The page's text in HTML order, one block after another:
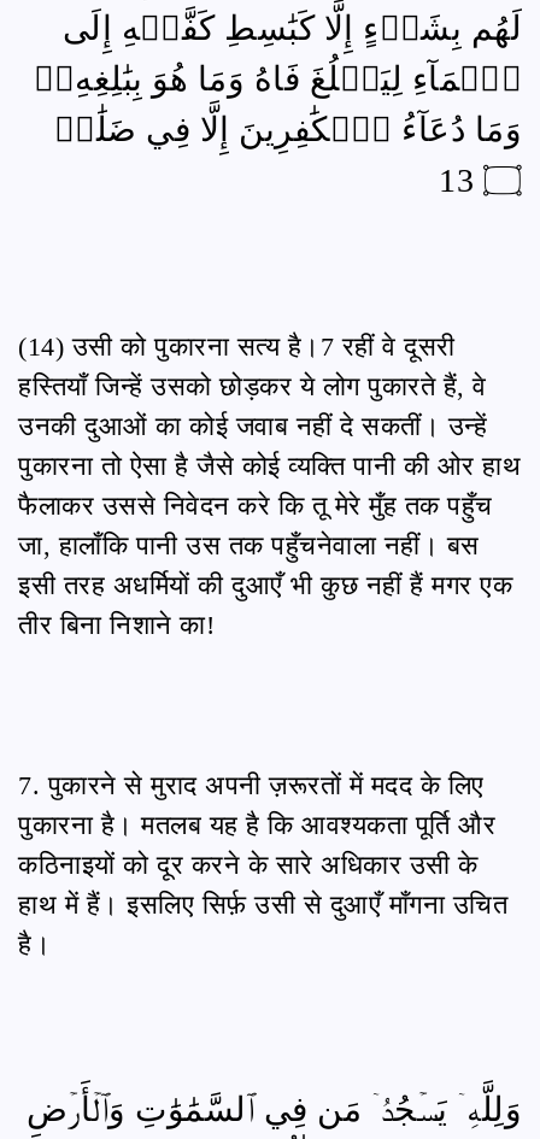
لَهُم بِشَيۡءٍ إِلَّا كَبَٰسِطِ كَفَّيۡهِ إِلَى
ٱلۡمَآءِ لِيَبۡلُغَ فَاهُ وَمَا هُوَ بِبَٰلِغِهِۦۚ
وَمَا دُعَآءُ ٱلۡكَٰفِرِينَ إِلَّا فِي ضَلَٰلٖ
۝ 13
(14) उसी को पुकारना सत्य है।7 रहीं वे दूसरी
हस्तियाँ जिन्हें उसको छोड़कर ये लोग पुकारते हैं, वे
उनकी दुआओं का कोई जवाब नहीं दे सकतीं। उन्हें
पुकारना तो ऐसा है जैसे कोई व्यक्ति पानी की ओर हाथ
फैलाकर उससे निवेदन करे कि तू मेरे मुँह तक पहुँच
जा, हालाँकि पानी उस तक पहुँचनेवाला नहीं। बस
इसी तरह अधर्मियों की दुआएँ भी कुछ नहीं हैं मगर एक
तीर बिना निशाने का!
7. पुकारने से मुराद अपनी ज़रूरतों में मदद के लिए
पुकारना है। मतलब यह है कि आवश्यकता पूर्ति और
कठिनाइयों को दूर करने के सारे अधिकार उसी के
हाथ में हैं। इसलिए सिर्फ़ उसी से दुआएँ माँगना उचित
है।
وَلِلَّهِۤ يَسۡجُدُۤ مَن فِي ٱلسَّمَٰوَٰتِ وَٱلۡأَرۡضِ